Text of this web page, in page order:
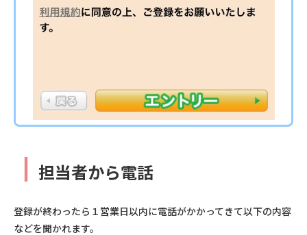
┃ 担当者から電話
登録が終わったら１営業日以内に電話がかかってきて以下の内容
などを聞かれます。